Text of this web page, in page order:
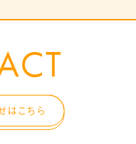
はこちら